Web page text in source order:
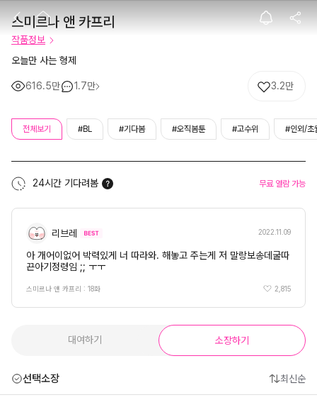
스미르나 앤 카프
스미르나 앤 카프리
작품정보
오늘만 사는 형제
616.5만 1.7만 3.2만
전체보기 #BL #기다봄 #오직봄툰 #고수위 #인외/초
24시간 기다려봄 무료 열람 가능
리브레 2022.11.09
아 개어이없어 박력있게 너 따라와. 해놓고 주는게 저 말랑보송데굴따
끈아기정령임 ;; ㅜㅜ
스미르나 앤 카프리 : 18화 2,815
대여하기 소장하기
선택소장 최신순